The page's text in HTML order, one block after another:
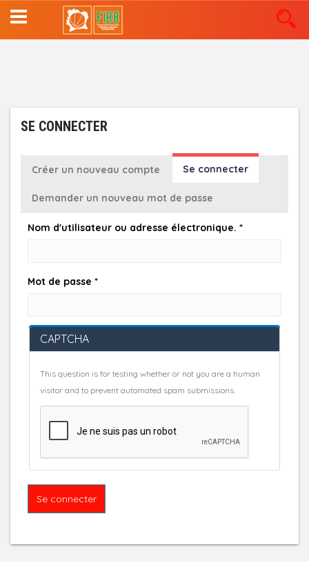
Aller
au
contenu
SE CONNECTER
ONGLETS
PRINCIPAUX
Créer un nouveau compte Se connecter
Demander un nouveau mot de passe
Nom d'utilisateur ou adresse électronique. *
Mot de passe *
CAPTCHA
This question is for testing whether or not you are a human
visitor and to prevent automated spam submissions.
Se connecter